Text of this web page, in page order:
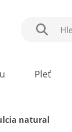
Pleť
natural